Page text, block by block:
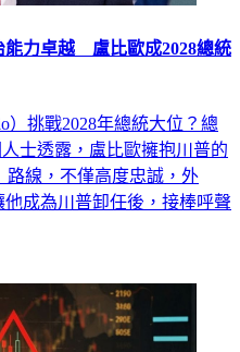
能力卓越 盧比歐成2028總統
）挑戰2028年總統大位？總
士透露，盧比歐擁抱川普的
路線，不僅高度忠誠，外
成為川普卸任後，接棒呼聲